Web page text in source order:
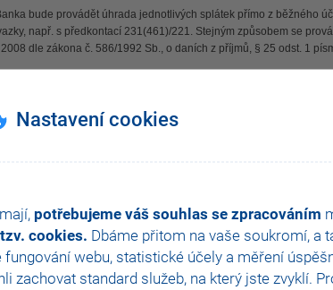
Nastavení cookies
potřebujeme váš souhlas se zpracováním
tzv. cookies. Dbáme přitom na vaše soukromí, a
webu, statistické účely a měření
zachovat standard služeb, na který jste zvyklí.
bude provádět úhrada jednotlivých splátek přímo z běžného
např. s předkontací 231(461)/221. Stejným způsobem se
dle zákona č. 586/1992 Sb., o daních z příjmů, § 25 odst. 1
Ano Ne Nevím